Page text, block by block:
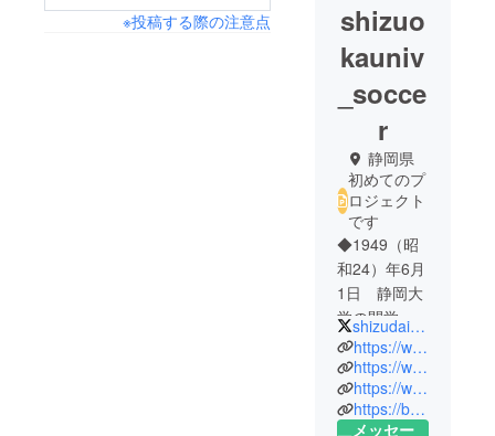
※投稿する際の注意点
shizuo
kauniv
_socce
r
静岡県
初めてのプ
ロジェクト
です
◆1949（昭
和24）年6月
1日 静岡大
学の開学と
同時に創
部 2019年
で創部70周
年
shizudai_soccer
https://www.instagram.com/shizudai_soccer
https://www.twitter.com/shizudai_soccer
https://www.youtube.com/channel/UCjuf05BxzO3S5_T7dP7EAQg
https://ballers.jp/club/sufc/profile?c=14
メッセー